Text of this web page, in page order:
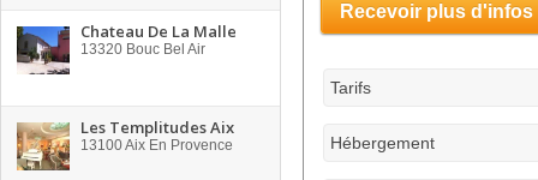
Chateau De La Malle
13320 Bouc Bel Air
Les Templitudes Aix
13100Aix En Provence
Recevoir plus d'infos
Tarifs
Hébergement